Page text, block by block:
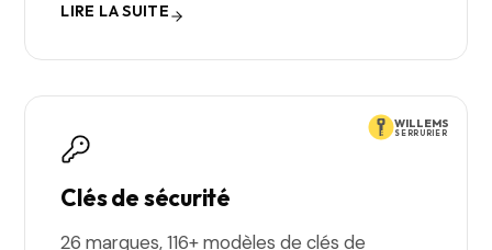
LIRE LA SUITE
WILLEMS
SERRURIER
Clés de sécurité
26 marques, 116+ modèles de clés de